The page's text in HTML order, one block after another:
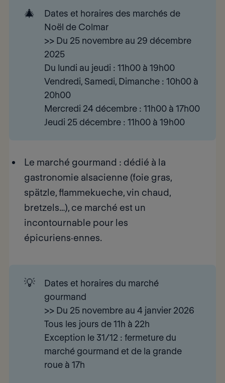
🎄
Dates et horaires des marchés de
Noël de Colmar
>> Du 25 novembre au 29 décembre
2025
Du lundi au jeudi : 11h00 à 19h00
Vendredi, Samedi, Dimanche : 10h00 à
20h00
Mercredi 24 décembre : 11h00 à 17h00
Jeudi 25 décembre : 11h00 à 19h00
Le marché gourmand : dédié à la
gastronomie alsacienne (foie gras,
spätzle, flammekueche, vin chaud,
bretzels…), ce marché est un
incontournable pour les
épicuriens·ennes.
💡
Dates et horaires du marché
gourmand
>> Du 25 novembre au 4 janvier 2026
Tous les jours de 11h à 22h
Exception le 31/12 : fermeture du
marché gourmand et de la grande
roue à 17h